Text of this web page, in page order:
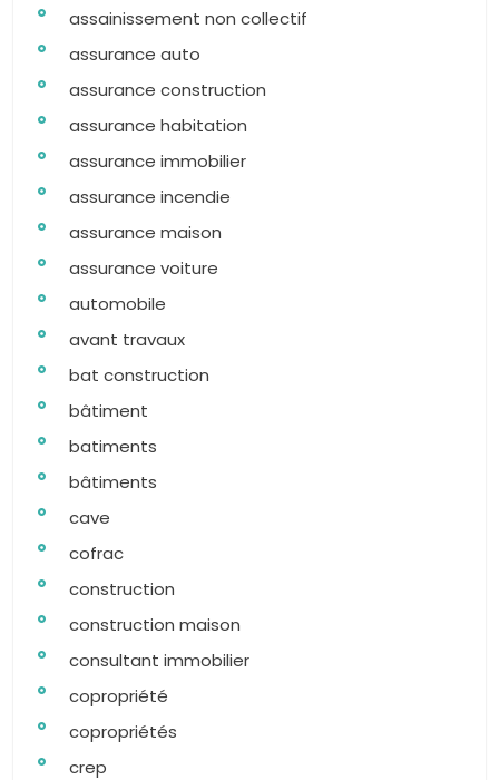
assainissement non collectif
assurance auto
assurance construction
assurance habitation
assurance immobilier
assurance incendie
assurance maison
assurance voiture
automobile
avant travaux
bat construction
bâtiment
batiments
bâtiments
cave
cofrac
construction
construction maison
consultant immobilier
copropriété
copropriétés
crep